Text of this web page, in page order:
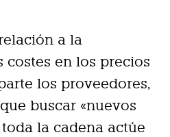
a la
costes en los precios
los proveedores,
buscar «nuevos
la cadena actúe